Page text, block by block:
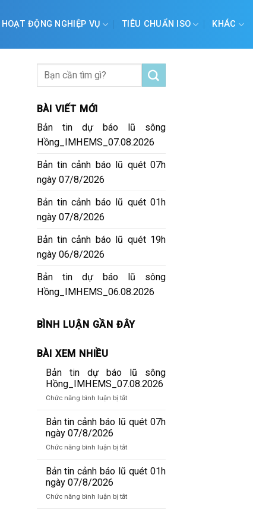
HOẠT ĐỘNG NGHIỆP VỤ TIÊU CHUẨN ISO KHÁC
BÀI VIẾT MỚI
Bản tin dự báo lũ sông
Hồng_IMHEMS_07.08.2026
Bản tin cảnh báo lũ quét 07h
ngày 07/8/2026
Bản tin cảnh báo lũ quét 01h
ngày 07/8/2026
Bản tin cảnh báo lũ quét 19h
ngày 06/8/2026
Bản tin dự báo lũ sông
Hồng_IMHEMS_06.08.2026
BÌNH LUẬN GẦN ĐÂY
BÀI XEM NHIỀU
Bản tin dự báo lũ sông
Hồng_IMHEMS_07.08.2026
Chức năng bình luận bị tắtở
tin
dự
lũ
Hồng_IMHEMS_07.08.2026
Bản tin cảnh báo lũ quét 07h
ngày 07/8/2026
Chức năng bình luận bị tắtở
tin
cảnh
lũ
Bản tin cảnh báo lũ quét 01h
ngày 07/8/2026
Chức năng bình luận bị tắtở